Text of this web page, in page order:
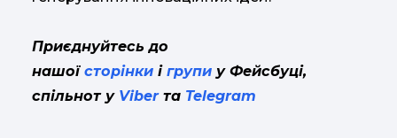
Приєднуйтесь до
нашої сторінки і групи у Фейсбуці,
спільнот у Viberта Telegram